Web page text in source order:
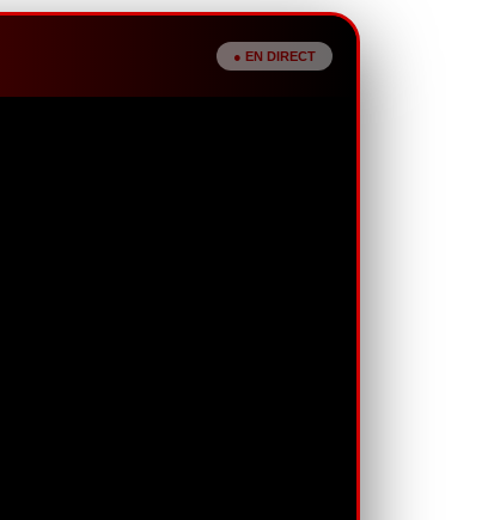
● EN DIRECT